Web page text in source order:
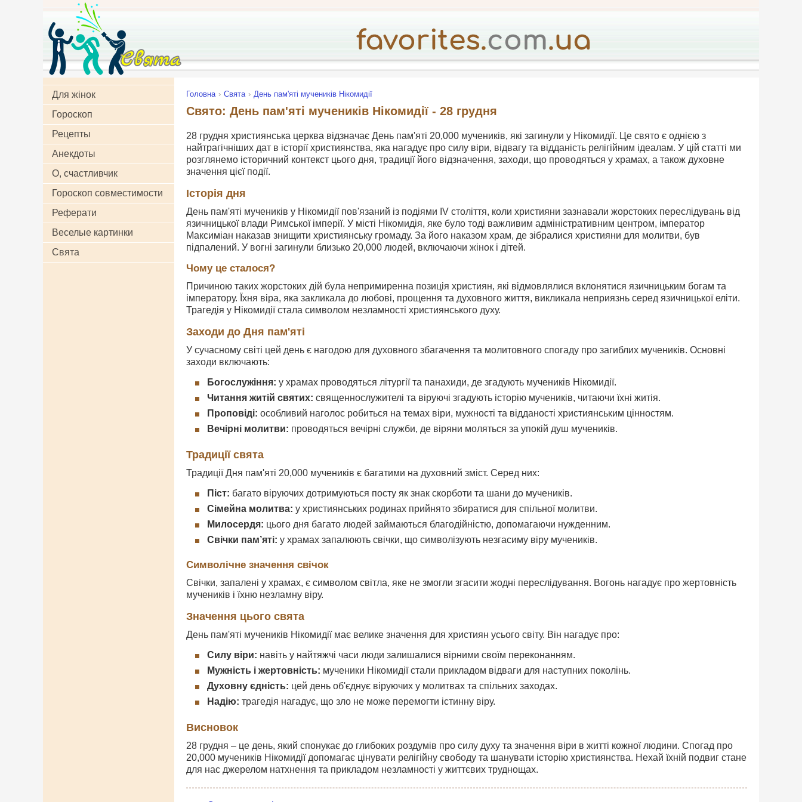
Для жінок
Гороскоп
Рецепты
Анекдоты
О, счастливчик
Гороскоп совместимости
Реферати
Веселые картинки
Свята
Головна Свята День пам'яті мучеників Нікомидії
Свято: День пам'яті мучеників Нікомидії - 28 грудня
28 грудня християнська церква відзначає День пам'яті 20,000 мучеників, які загинули у Нікомидії. Це свято є однією з
найтрагічніших дат в історії християнства, яка нагадує про силу віри, відвагу та відданість релігійним ідеалам. У цій статті ми
розглянемо історичний контекст цього дня, традиції його відзначення, заходи, що проводяться у храмах, а також духовне
значення цієї події.
Історія дня
День пам'яті мучеників у Нікомидії пов'язаний із подіями IV століття, коли християни зазнавали жорстоких переслідувань від
язичницької влади Римської імперії. У місті Нікомидія, яке було тоді важливим адміністративним центром, імператор
Максиміан наказав знищити християнську громаду. За його наказом храм, де зібралися християни для молитви, був
підпалений. У вогні загинули близько 20,000 людей, включаючи жінок і дітей.
Чому це сталося?
Причиною таких жорстоких дій була непримиренна позиція християн, які відмовлялися вклонятися язичницьким богам та
імператору. Їхня віра, яка закликала до любові, прощення та духовного життя, викликала неприязнь серед язичницької еліти.
Трагедія у Нікомидії стала символом незламності християнського духу.
Заходи до Дня пам'яті
У сучасному світі цей день є нагодою для духовного збагачення та молитовного спогаду про загиблих мучеників. Основні
заходи включають:
Богослужіння: у храмах проводяться літургії та панахиди, де згадують мучеників Нікомидії.
Читання житій святих: священнослужителі та віруючі згадують історію мучеників, читаючи їхні житія.
Проповіді: особливий наголос робиться на темах віри, мужності та відданості християнським цінностям.
Вечірні молитви: проводяться вечірні служби, де віряни моляться за упокій душ мучеників.
Традиції свята
Традиції Дня пам'яті 20,000 мучеників є багатими на духовний зміст. Серед них:
Піст: багато віруючих дотримуються посту як знак скорботи та шани до мучеників.
Сімейна молитва: у християнських родинах прийнято збиратися для спільної молитви.
Милосердя: цього дня багато людей займаються благодійністю, допомагаючи нужденним.
Свічки пам’яті: у храмах запалюють свічки, що символізують незгасиму віру мучеників.
Символічне значення свічок
Свічки, запалені у храмах, є символом світла, яке не змогли згасити жодні переслідування. Вогонь нагадує про жертовність
мучеників і їхню незламну віру.
Значення цього свята
День пам'яті мучеників Нікомидії має велике значення для християн усього світу. Він нагадує про:
Силу віри: навіть у найтяжчі часи люди залишалися вірними своїм переконанням.
Мужність і жертовність: мученики Нікомидії стали прикладом відваги для наступних поколінь.
Духовну єдність: цей день об'єднує віруючих у молитвах та спільних заходах.
Надію: трагедія нагадує, що зло не може перемогти істинну віру.
Висновок
28 грудня – це день, який спонукає до глибоких роздумів про силу духу та значення віри в житті кожної людини. Спогад про
20,000 мучеників Нікомидії допомагає цінувати релігійну свободу та шанувати історію християнства. Нехай їхній подвиг стане
для нас джерелом натхнення та прикладом незламності у життєвих труднощах.